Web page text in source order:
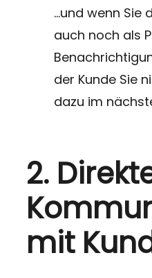
…und wenn Sie
auch noch als
der Kunde Sie
dazu im
2.
mit